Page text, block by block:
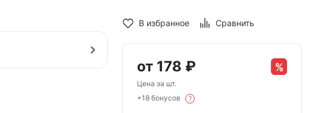
В избранное Сравнить
от 178 ₽
Цена за шт.
+18 бонусов
?